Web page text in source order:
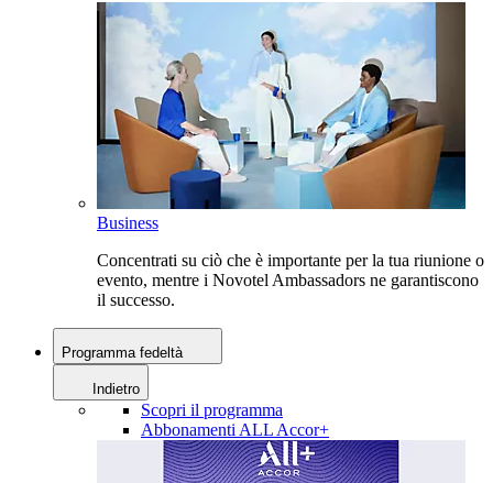
Business
Concentrati su ciò che è importante per la tua riunione o
evento, mentre i Novotel Ambassadors ne garantiscono
il successo.
Programma fedeltà
Indietro
Scopri il programma
Abbonamenti ALL Accor+